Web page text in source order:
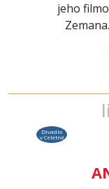
jeho
Zemana.
Divadlo
v Celetné